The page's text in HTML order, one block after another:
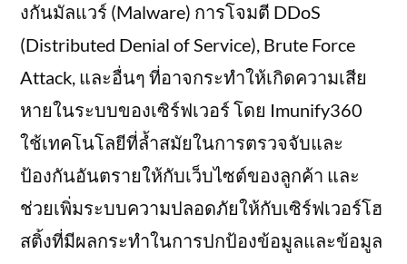
งกันมัลแวร์ (Malware) การโจมตี DDoS
(Distributed Denial of Service), Brute Force
Attack, และอื่นๆ ที่อาจกระทำให้เกิดความเสีย
หายในระบบของเซิร์ฟเวอร์ โดย Imunify360
ใช้เทคโนโลยีที่ล้ำสมัยในการตรวจจับและ
ป้องกันอันตรายให้กับเว็บไซต์ของลูกค้า และ
ช่วยเพิ่มระบบความปลอดภัยให้กับเซิร์ฟเวอร์โฮ
สติ้งที่มีผลกระทำในการปกป้องข้อมูลและข้อมูล